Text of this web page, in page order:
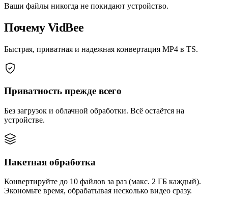
Ваши файлы никогда не покидают устройство.
Почему VidBee
Быстрая, приватная и надежная конвертация MP4 в TS.
Приватность прежде всего
Без загрузок и облачной обработки. Всё остаётся на
устройстве.
Пакетная обработка
Конвертируйте до 10 файлов за раз (макс. 2 ГБ каждый).
Экономьте время, обрабатывая несколько видео сразу.